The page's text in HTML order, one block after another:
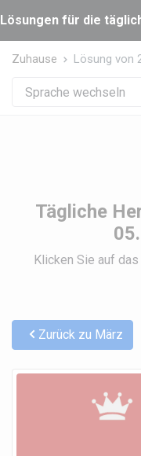
Lösungen für die
Zuhause Lösung von
Tägliche
Klicken Sie auf
Zurück zu März